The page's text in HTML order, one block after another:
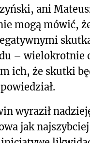
ani
mogą mówić,
– wielokrotnie
ich, że skutki
wyraził
jak